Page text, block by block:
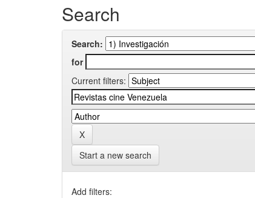
Search
Search:
for
Current filters:
Start a new search
Add filters: